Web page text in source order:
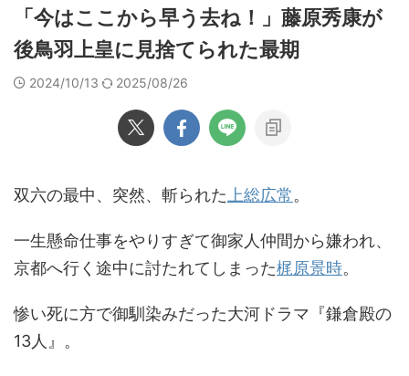
「今はここから早う去ね！」藤原秀康が
後鳥羽上皇に見捨てられた最期
2024/10/13 2025/08/26
双六の最中、突然、斬られた 上総広常。
一生懸命仕事をやりすぎて御家人仲間から嫌われ、
京都へ行く途中に討たれてしまった梶原景時。
惨い死に方で御馴染みだった大河ドラマ『鎌倉殿の
13人』。